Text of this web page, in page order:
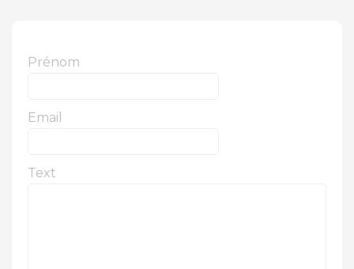
Prénom
Email
Text